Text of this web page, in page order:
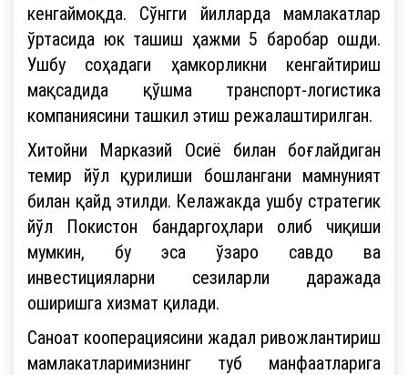
кенгаймоқда. Сўнгги йилларда мамлакатлар
ўртасида юк ташиш ҳажми 5 баробар ошди.
Ушбу соҳадаги ҳамкорликни кенгайтириш
мақсадида қўшма транспорт-логистика
компаниясини ташкил этиш режалаштирилган.
Хитойни Марказий Осиё билан боғлайдиган
темир йўл қурилиши бошлангани мамнуният
билан қайд этилди. Келажакда ушбу стратегик
йўл Покистон бандаргоҳлари олиб чиқиши
мумкин, бу эса ўзаро савдо ва
инвестицияларни сезиларли даражада
оширишга хизмат қилади.
Саноат кооперациясини жадал ривожлантириш
мамлакатларимизнинг туб манфаатларига